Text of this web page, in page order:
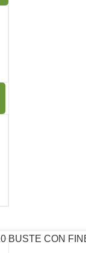
BUSTE CON